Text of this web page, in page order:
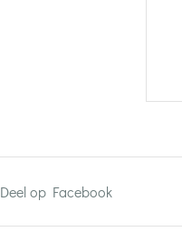
Deel op Facebook